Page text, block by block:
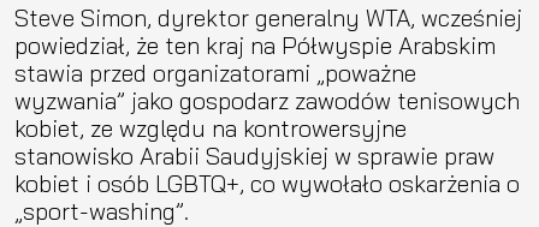
Steve Simon, dyrektor generalny WTA, wcześniej
powiedział, że ten kraj na Półwyspie Arabskim
stawia przed organizatorami „poważne
wyzwania” jako gospodarz zawodów tenisowych
kobiet, ze względu na kontrowersyjne
stanowisko Arabii Saudyjskiej w sprawie praw
kobiet i osób LGBTQ+, co wywołało oskarżenia o
„sport-washing”.